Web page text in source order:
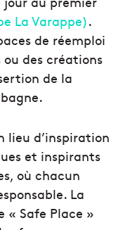
La Varappe).
de réemploi
des créations
de la
lieu d’inspiration
et inspirants
où chacun
La
« Safe Place »